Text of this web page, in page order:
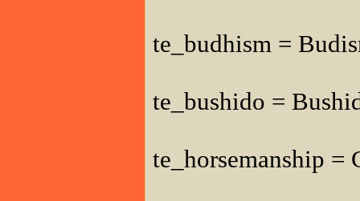
te_budhism =
te_bushido =
te_horsemanship =